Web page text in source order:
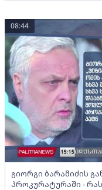
გიორგი ბარამიძის
პროკურატურაში -
08:44